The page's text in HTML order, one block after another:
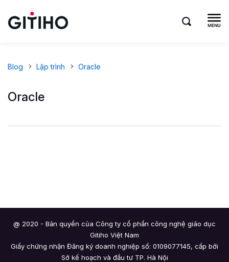
Blog Lập trình Oracle
Oracle
@ 2020 - Bản quyền của Công ty cổ phần công nghệ giáo dục
Gitiho Việt Nam
Giấy chứng nhận Đăng ký doanh nghiệp số: 0109077145, cấp bởi
Sở kế hoạch và đầu tư TP. Hà Nội